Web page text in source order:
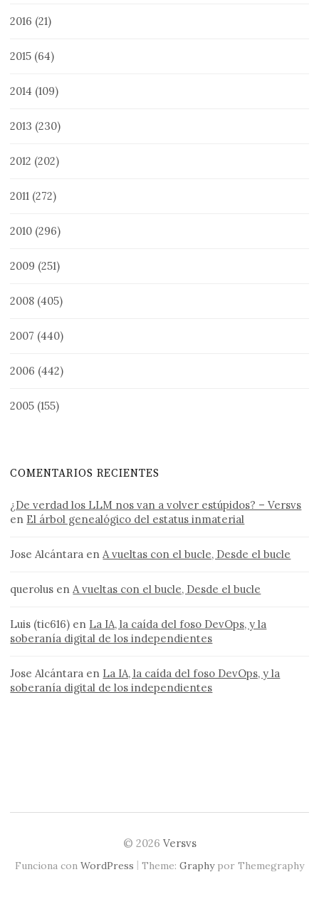
2016 (21)
2015 (64)
2014 (109)
2013 (230)
2012 (202)
2011 (272)
2010 (296)
2009 (251)
2008 (405)
2007 (440)
2006 (442)
2005 (155)
COMENTARIOS RECIENTES
¿De verdad los LLM nos van a volver estúpidos? – Versvs
en El árbol genealógico del estatus inmaterial
Jose Alcántara enA vueltas con el bucle, Desde el bucle
querolus enA vueltas con el bucle, Desde el bucle
Luis (tic616) en La IA, la caída del foso DevOps, y la
soberanía digital de los independientes
Jose Alcántara en La IA, la caída del foso DevOps, y la
soberanía digital de los independientes
© 2026 Versvs
Funciona con WordPress | Theme: Graphypor Themegraphy